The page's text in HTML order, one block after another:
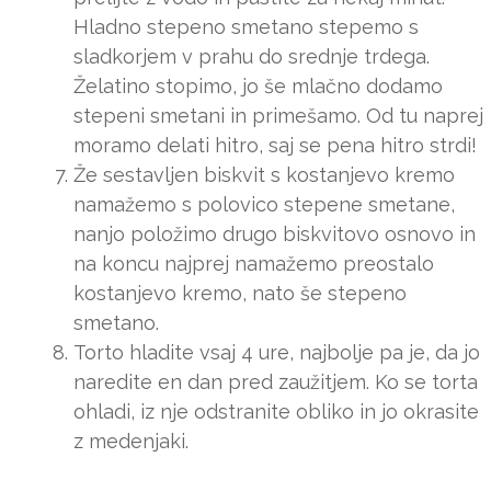
Hladno stepeno smetano stepemo s
sladkorjem v prahu do srednje trdega.
Želatino stopimo, jo še mlačno dodamo
stepeni smetani in primešamo. Od tu naprej
moramo delati hitro, saj se pena hitro strdi!
Že sestavljen biskvit s kostanjevo kremo
namažemo s polovico stepene smetane,
nanjo položimo drugo biskvitovo osnovo in
na koncu najprej namažemo preostalo
kostanjevo kremo, nato še stepeno
smetano.
Torto hladite vsaj 4 ure, najbolje pa je, da jo
naredite en dan pred zaužitjem. Ko se torta
ohladi, iz nje odstranite obliko in jo okrasite
z medenjaki.